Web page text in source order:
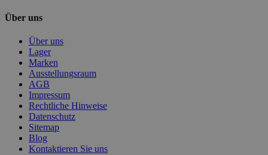
Über uns
Über uns
Lager
Marken
Ausstellungsraum
AGB
Impressum
Rechtliche Hinweise
Datenschutz
Sitemap
Blog
Kontaktieren Sie uns